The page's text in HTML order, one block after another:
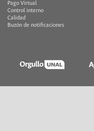
Pago Virtual
Control interno
Calidad
Buzón de notificaciones